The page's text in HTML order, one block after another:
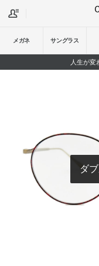
メガネ サングラス
人生が変
ダ